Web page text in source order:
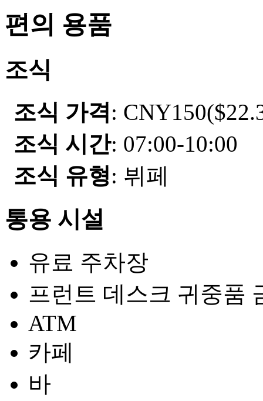
편의 용품
조식
조식 가격:
조식 시간: 07:00-10:00
조식 유형: 뷔페
통용 시설
유료 주차장
프런트 데스크 귀중품
ATM
카페
바